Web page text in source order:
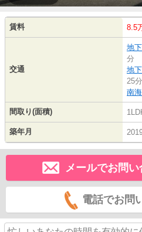
賃料 8.5
交通
地
分
地
25分
南
間取り(面積)
築年月
メールでお問
電話でお問